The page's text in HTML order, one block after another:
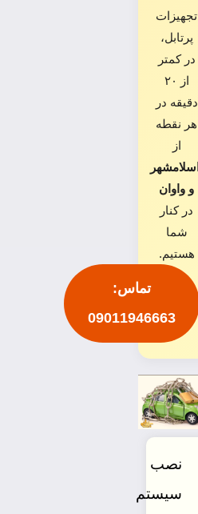
تجهیزات
پرتابل،
در کمتر
از ۲۰
دقیقه در
هر نقطه
از
اسلامشهر
و واوان
در کنار
شما
هستیم.
تماس:
09011946663
نصب
سیستم